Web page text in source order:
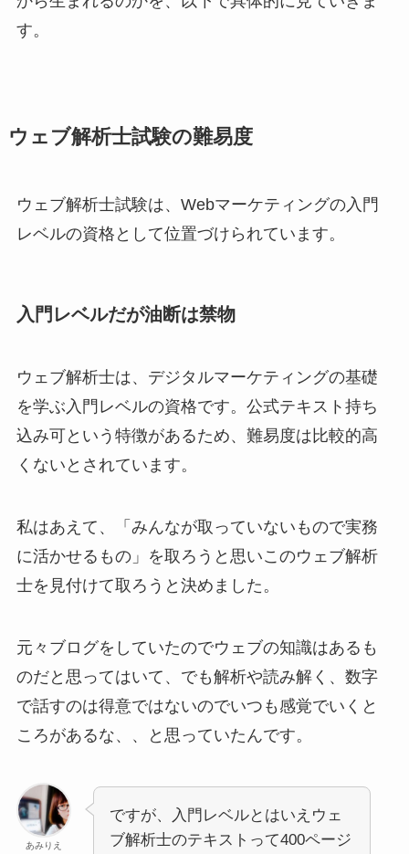
す。
ウェブ解析士試験の難易度
ウェブ解析士試験は、Webマーケティングの入門
レベルの資格として位置づけられています。
入門レベルだが油断は禁物
ウェブ解析士は、デジタルマーケティングの基礎
を学ぶ入門レベルの資格です。公式テキスト持ち
込み可という特徴があるため、難易度は比較的高
くないとされています。
私はあえて、「みんなが取っていないもので実務
に活かせるもの」を取ろうと思いこのウェブ解析
士を見付けて取ろうと決めました。
元々ブログをしていたのでウェブの知識はあるも
のだと思ってはいて、でも解析や読み解く、数字
で話すのは得意ではないのでいつも感覚でいくと
ころがあるな、、と思っていたんです。
あみりえ
ですが、入門レベルとはいえウェ
ブ解析士のテキストって400ページ